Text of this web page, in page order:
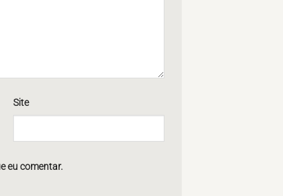
Site
eu comentar.